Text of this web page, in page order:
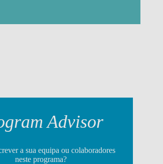
Advisor
a sua equipa ou colaboradores
neste programa?